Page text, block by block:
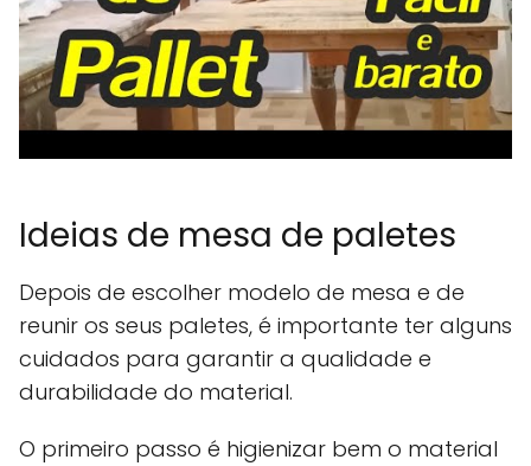
Ideias de mesa de paletes
Depois de escolher modelo de mesa e de
reunir os seus paletes, é importante ter alguns
cuidados para garantir a qualidade e
durabilidade do material.
O primeiro passo é higienizar bem o material